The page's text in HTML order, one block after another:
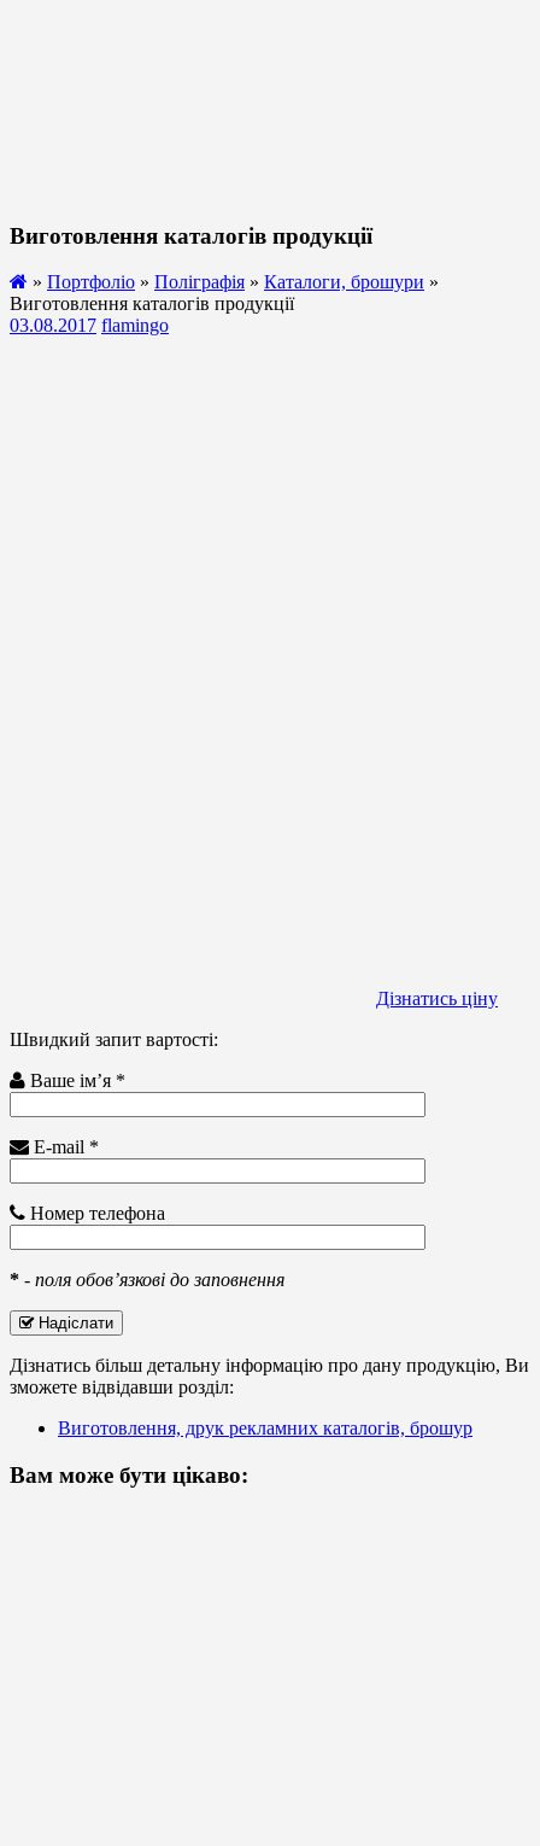
Виготовлення каталогів продукції
» Портфоліо » Поліграфія » Каталоги, брошури »
Виготовлення каталогів продукції
03.08.2017 flamingo
Дізнатись ціну
Швидкий запит вартості:
Ваше ім’я *
E-mail *
Номер телефона
* - поля обов’язкові до заповнення
Надіслати
Дізнатись більш детальну інформацію про дану продукцію, Ви
зможете відвідавши розділ:
Виготовлення, друк рекламних каталогів, брошур
Вам може бути цікаво: